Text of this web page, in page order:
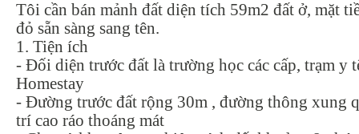
Tôi cần bán mảnh đất diện tích 59m2 đất ở, mặt
đỏ sẵn sàng sang tên.
1. Tiện ích
- Đối diện trước đất là trường học các cấp, trạm y
Homestay
- Đường trước đất rộng 30m , đường thông xung
trí cao ráo thoáng mát